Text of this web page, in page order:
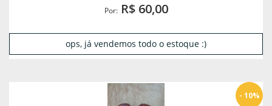
Por:R$ 60,00
ops, já vendemos todo o estoque :)
- 10%